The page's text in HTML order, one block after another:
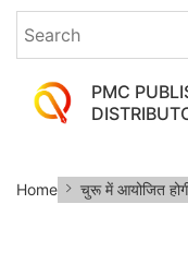
PMC
Home चुरू में आयोजित